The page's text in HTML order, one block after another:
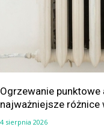
Ogrzewanie
najważniejsze
4 sierpnia 2026